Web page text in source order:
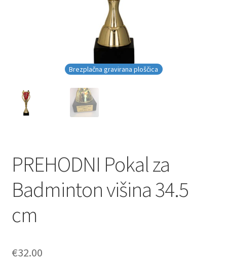
Brezplačna gravirana ploščica
PREHODNI Pokal za
Badminton višina 34.5
cm
€32.00